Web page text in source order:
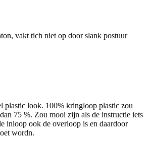
vakt tich niet op door slank postuur
plastic look. 100% kringloop plastic zou
75 %. Zou mooi zijn als de instructie iets
inloop ook de overloop is en daardoor
wordn.